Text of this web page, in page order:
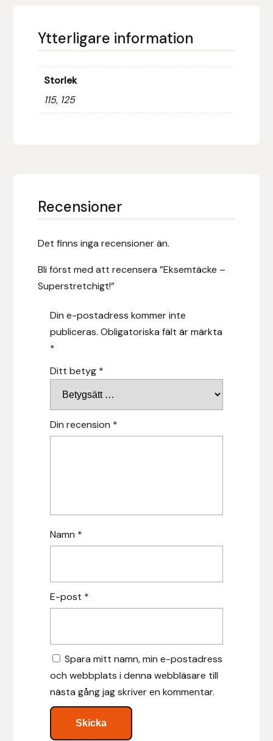
Ytterligare information
Storlek
115, 125
Recensioner
Det finns inga recensioner än.
Bli först med att recensera ”Eksemtäcke –
Superstretchigt!”
Din e-postadress kommer inte
publiceras. Obligatoriska fält är märkta
*
Ditt betyg *
Din recension *
Namn *
E-post *
Spara mitt namn, min e-postadress
och webbplats i denna webbläsare till
nästa gång jag skriver en kommentar.
Källquist Equestrian
Knights
Ky Rotary Bit
Lenanders Grafiska
Mias Ridsport
Natur & Kultur bokförlag
Pharmakas